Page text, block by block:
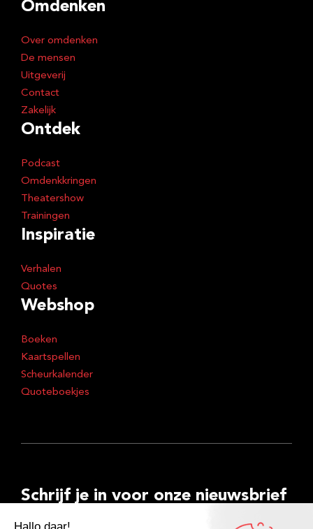
Omdenken
Over omdenken
De mensen
Uitgeverij
Contact
Zakelijk
Ontdek
Podcast
Omdenkkringen
Theatershow
Trainingen
Inspiratie
Verhalen
Quotes
Webshop
Boeken
Kaartspellen
Scheurkalender
Quoteboekjes
Schrijf je in voor onze nieuwsbrief